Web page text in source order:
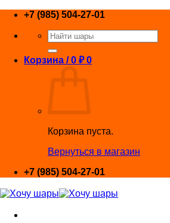
Skip
content
+7 (985) 504-27-01
Искать:
Корзина /0 ₽ 0
Корзина пуста.
Вернуться в магазин
+7 (985) 504-27-01